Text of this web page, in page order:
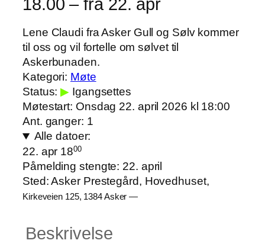
18.00 – fra 22. apr
Lene Claudi fra Asker Gull og Sølv kommer
til oss og vil fortelle om sølvet til
Askerbunaden.
Kategori: Møte
Status:▶ Igangsettes
Møtestart: Onsdag 22. april 2026 kl 18:00
Ant. ganger: 1
Alle datoer:
22. apr 1800
Påmelding stengte: 22. april
Sted:Asker Prestegård, Hovedhuset,
Kirkeveien 125, 1384 Asker —
Beskrivelse